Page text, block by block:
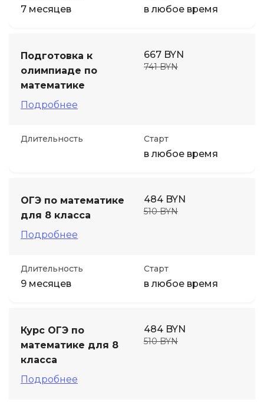
7 месяцев в любое время
Подготовка к
олимпиаде по
математике
Подробнее
667 BYN
741 BYN
Длительность Старт
в любое время
ОГЭ по математике
для 8 класса
Подробнее
484 BYN
510 BYN
Длительность
9 месяцев
Старт
в любое время
Курс ОГЭ по
математике для 8
класса
Подробнее
484 BYN
510 BYN